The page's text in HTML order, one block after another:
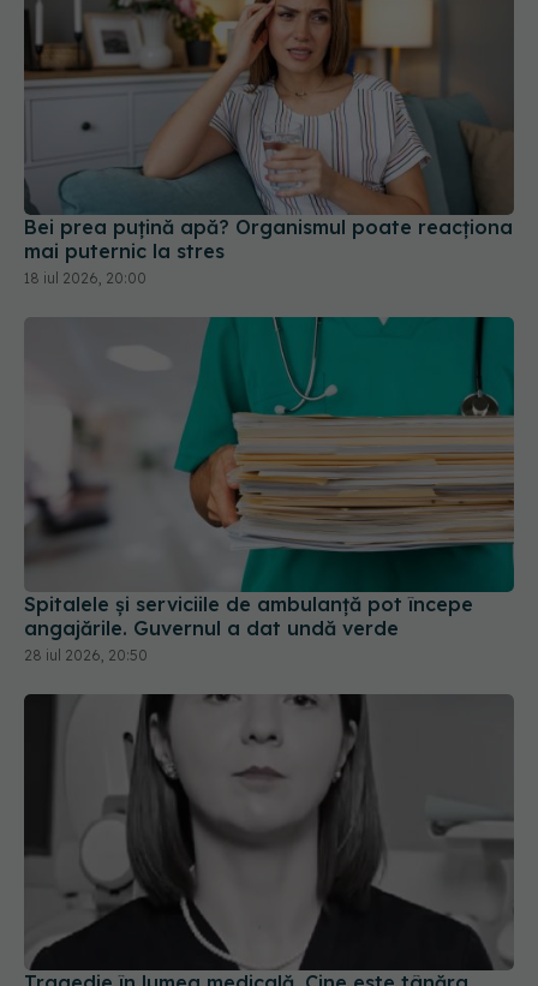
Bei prea puțină apă? Organismul poate reacționa
mai puternic la stres
18 iul 2026, 20:00
Spitalele și serviciile de ambulanță pot începe
angajările. Guvernul a dat undă verde
28 iul 2026, 20:50